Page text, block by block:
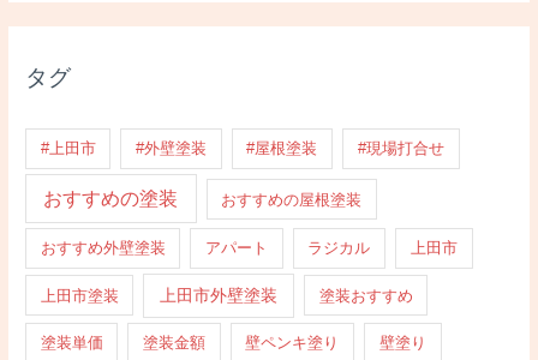
タグ
#上田市 #外壁塗装 #屋根塗装 #現場打合せ
おすすめの塗装 おすすめの屋根塗装
おすすめ外壁塗装 アパート ラジカル 上田市
上田市塗装 上田市外壁塗装 塗装おすすめ
塗装単価 塗装金額 壁ペンキ塗り 壁塗り